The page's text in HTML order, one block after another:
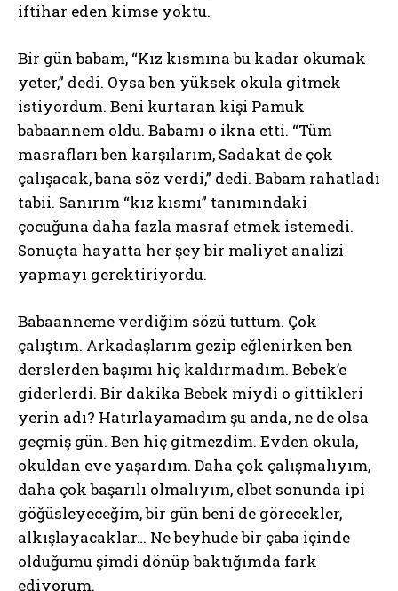
iftihar eden kimse yoktu.
Bir gün babam, “Kız kısmına bu kadar okumak
yeter,” dedi. Oysa ben yüksek okula gitmek
istiyordum. Beni kurtaran kişi Pamuk
babaannem oldu. Babamı o ikna etti. “Tüm
masrafları ben karşılarım, Sadakat de çok
çalışacak, bana söz verdi,” dedi. Babam rahatladı
tabii. Sanırım “kız kısmı” tanımındaki
çocuğuna daha fazla masraf etmek istemedi.
Sonuçta hayatta her şey bir maliyet analizi
yapmayı gerektiriyordu.
Babaanneme verdiğim sözü tuttum. Çok
çalıştım. Arkadaşlarım gezip eğlenirken ben
derslerden başımı hiç kaldırmadım. Bebek’e
giderlerdi. Bir dakika Bebek miydi o gittikleri
yerin adı? Hatırlayamadım şu anda, ne de olsa
geçmiş gün. Ben hiç gitmezdim. Evden okula,
okuldan eve yaşardım. Daha çok çalışmalıyım,
daha çok başarılı olmalıyım, elbet sonunda ipi
göğüsleyeceğim, bir gün beni de görecekler,
alkışlayacaklar… Ne beyhude bir çaba içinde
olduğumu şimdi dönüp baktığımda fark
ediyorum.